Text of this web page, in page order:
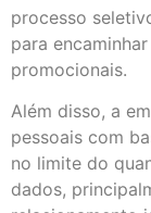
processo
para
promocionais.
Além disso, a
pessoais com
no limite do
dados,